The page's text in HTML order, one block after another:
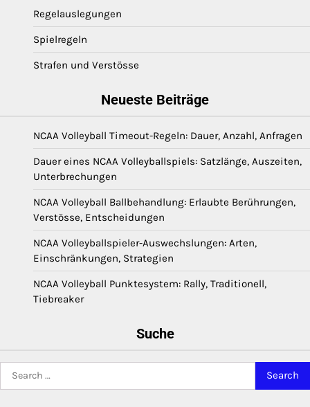
Regelauslegungen
Spielregeln
Strafen und Verstösse
Neueste Beiträge
NCAA Volleyball Timeout-Regeln: Dauer, Anzahl, Anfragen
Dauer eines NCAA Volleyballspiels: Satzlänge, Auszeiten,
Unterbrechungen
NCAA Volleyball Ballbehandlung: Erlaubte Berührungen,
Verstösse, Entscheidungen
NCAA Volleyballspieler-Auswechslungen: Arten,
Einschränkungen, Strategien
NCAA Volleyball Punktesystem: Rally, Traditionell,
Tiebreaker
Suche
Search
for: